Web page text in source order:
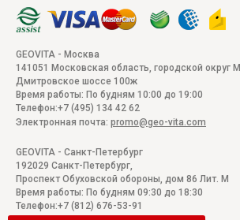
GEOVITA - Москва
141051
Московская область, городской округ
Дмитровское шоссе 100ж
Время работы: По будням 10:00 до 19:00
Телефон:+7 (495) 134 42 62
Электронная почта: promo@geo-vita.com
GEOVITA - Санкт-Петербург
192029 Санкт-Петербург,
Проспект Обуховской обороны, дом 86 Лит. М
Время работы: По будням 09:30 до 18:30
Телефон:+7 (812) 676-53-91